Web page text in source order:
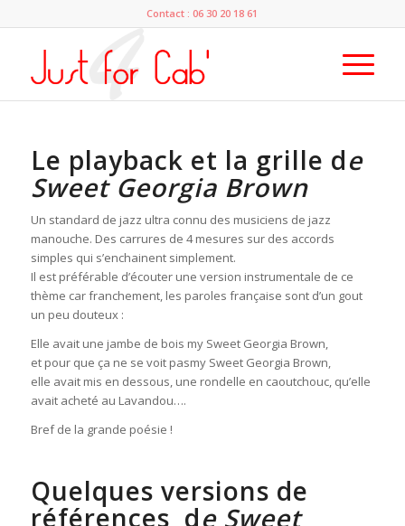
Contact : 06 30 20 18 61
Le playback et la grille de
Sweet Georgia Brown
Un standard de jazz ultra connu des musiciens de jazz
manouche. Des carrures de 4 mesures sur des accords
simples qui s’enchainent simplement.
Il est préférable d’écouter une version instrumentale de ce
thème car franchement, les paroles française sont d’un gout
un peu douteux :
Elle avait une jambe de bois my Sweet Georgia Brown,
et pour que ça ne se voit pasmy Sweet Georgia Brown,
elle avait mis en dessous, une rondelle en caoutchouc, qu’elle
avait acheté au Lavandou….
Bref de la grande poésie !
Quelques versions de
références de Sweet